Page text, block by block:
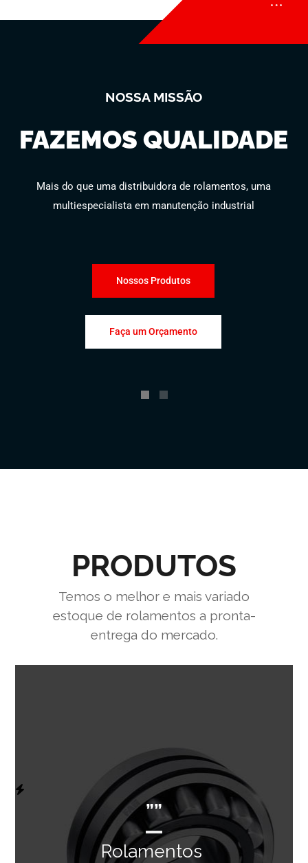
FAZEMOS QUALIDADE
NOSSA MISSÃO
Mais do que uma distribuidora de rolamentos, uma
multiespecialista em manutenção industrial
Nossos Produtos
Faça um Orçamento
PRODUTOS
Temos o melhor e mais variado
estoque de rolamentos a pronta-
entrega do mercado.
””
Rolamentos